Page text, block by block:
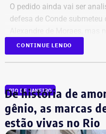
O pedido ainda vai ser
defesa de Conde
Acusado de
Marcelo Conde é filho do
Conde, que morreu em
irregularidade envolvendo
CONTINUE LENDO
RIO DE JANEIRO
De história de
gênio, as marcas
estão vivas no Rio